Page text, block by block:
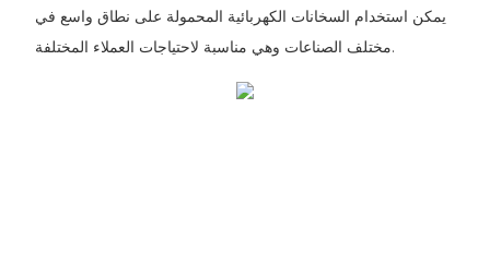
يمكن استخدام السخانات الكهربائية المحمولة على نطاق واسع في
مختلف الصناعات وهي مناسبة لاحتياجات العملاء المختلفة.